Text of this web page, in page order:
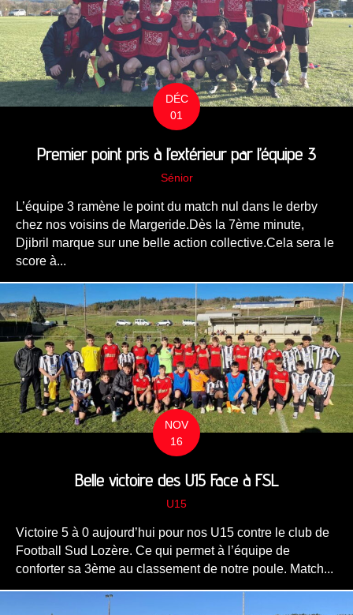
DÉC
01
Premier point pris à l’extérieur par l’équipe 3
Sénior
L’équipe 3 ramène le point du match nul dans le derby
chez nos voisins de Margeride.Dès la 7ème minute,
Djibril marque sur une belle action collective.Cela sera le
score à...
NOV
16
Belle victoire des U15 Face à FSL
U15
Victoire 5 à 0 aujourd’hui pour nos U15 contre le club de
Football Sud Lozère. Ce qui permet à l’équipe de
conforter sa 3ème au classement de notre poule. Match...